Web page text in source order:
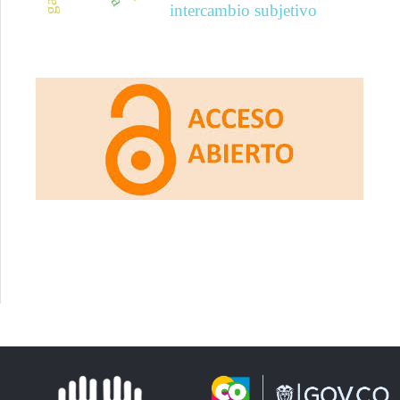
intercambio subjetivo